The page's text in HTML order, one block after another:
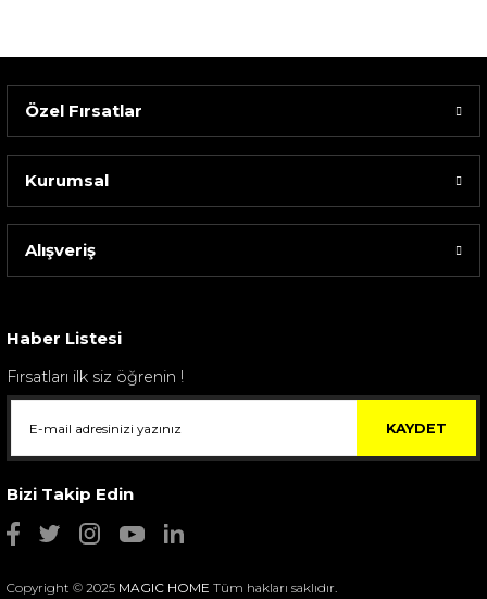
Sarev Elfıda Flanel Nevresim Takımı Çift Kişili...
Özel Fırsatlar
Kurumsal
Alışveriş
Haber Listesi
Fırsatları ilk siz öğrenin !
KAYDET
Bizi Takip Edin
Copyright © 2025 MAGIC HOME Tüm hakları saklıdır.